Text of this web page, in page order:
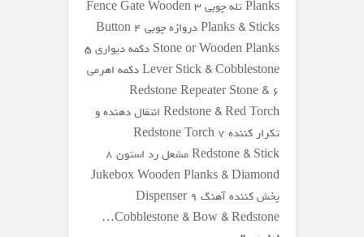
Planks تله چوبی ۳ Fence Gate Wooden
Planks & Sticks دروازه چوبی ۴ Button
Stone or Wooden Planks دکمه دیواری ۵
Lever Stick & Cobblestone دکمه اهرمی
۶ Redstone Repeater Stone &
Redstone & Red Torch انتقال دهنده و
تکرار کننده ۷ Redstone Torch
Redstone & Stick مشعل رد استون ۸
Jukebox Wooden Planks & Diamond
پخش کننده آهنگ ۹ Dispenser
Cobblestone & Bow & Redstone…